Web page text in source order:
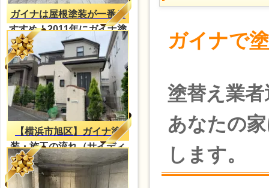
ガイナは屋根塗装が一番お
すすめ！2011年にガイナ塗
装・2023年再塗装（H様
邸）
【横浜市旭区】ガイナ塗
装・施工の流れ（サイディ
ング外壁）
ガイナで
塗替え業
あなたの
します。